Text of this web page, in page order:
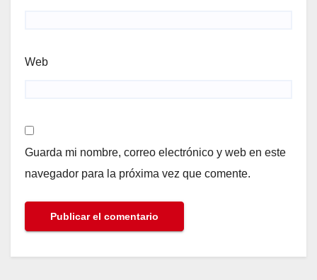
Web
Guarda mi nombre, correo electrónico y web en este
navegador para la próxima vez que comente.